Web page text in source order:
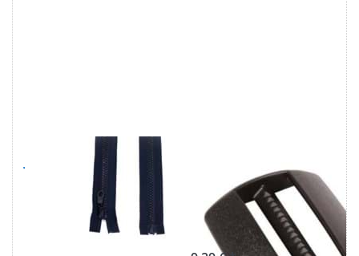
Reißverschluss
teilbar - 70cm
40mm breites
Gurtband - 25
Stück